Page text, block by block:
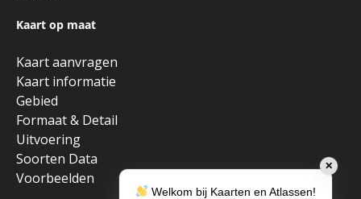
Kaart op maat
Kaart aanvragen
Kaart informatie
Gebied
Formaat & Detail
Uitvoering
Soorten Data
Voorbeelden
✕
Welkom bij Kaarten en Atlassen!